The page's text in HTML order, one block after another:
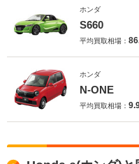
ホンダ
S660
平均買取相場：
ホンダ
N-ONE
平均買取相場：